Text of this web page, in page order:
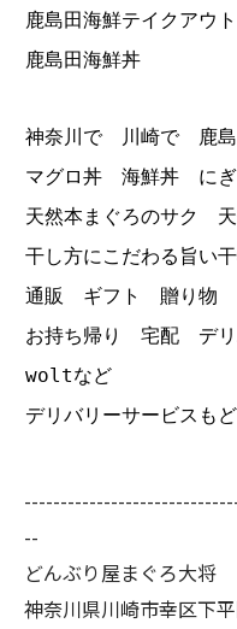
鹿島田海鮮テイクアウト
鹿島田海鮮丼
神奈川で 川崎で 鹿
マグロ丼 海鮮丼 に
天然本まぐろのサク
干し方にこだわる旨
通販 ギフト 贈り物
お持ち帰り 宅配 デ
woltなど
デリバリーサービスも
--
どんぶり屋まぐろ大将
神奈川県川崎市幸区下